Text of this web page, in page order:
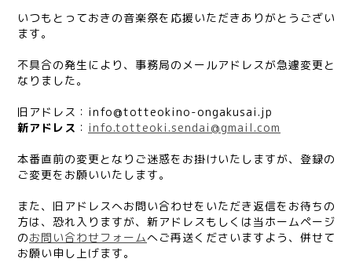
いつもとっておきの音楽祭を応援いただきありがとうござい
ます。
不具合の発生により、事務局のメールアドレスが急遽変更と
なりました。
旧アドレス：info@totteokino-ongakusai.jp
新アドレス ： info.totteoki.sendai@gmail.com
本番直前の変更となりご迷惑をお掛けいたしますが、登録の
ご変更をお願いいたします。
また、旧アドレスへお問い合わせをいただき返信をお待ちの
方は、恐れ入りますが、新アドレスもしくは当ホームページ
のお問い合わせフォームへご再送くださいますよう、併せて
お願い申し上げます。